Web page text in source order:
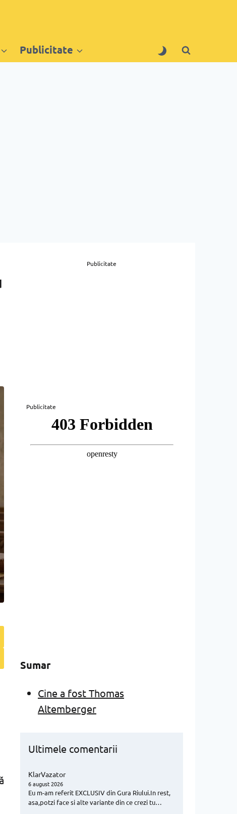
Publicitate
Publicitate
Publicitate
Sumar
Cine a fost Thomas
Altemberger
Ultimele comentarii
KlarVazator
6 august 2026
Eu m-am referit EXCLUSIV din Gura Riului.In rest,
asa,potzi face si alte variante din ce crezi tu…